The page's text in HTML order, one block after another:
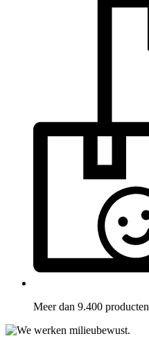
Meer dan 9.400 producten